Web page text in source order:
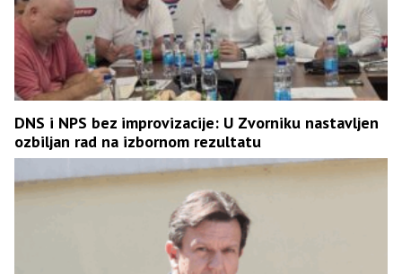
DNS i NPS bez improvizacije: U Zvorniku nastavljen
ozbiljan rad na izbornom rezultatu